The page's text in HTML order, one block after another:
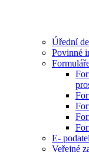
Úřední
Povinné
E-
Veřejné